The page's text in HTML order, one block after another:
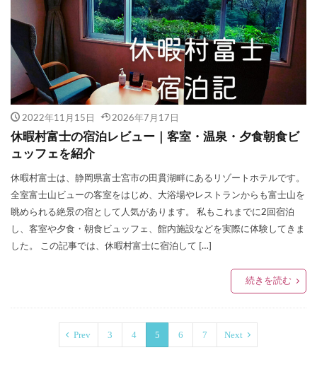
2022年11月15日 2026年7月17日
休暇村富士の宿泊レビュー｜客室・温泉・夕食朝食ビ
ュッフェを紹介
休暇村富士は、静岡県富士宮市の田貫湖畔にあるリゾートホテルです。
全室富士山ビューの客室をはじめ、大浴場やレストランからも富士山を
眺められる絶景の宿として人気があります。 私もこれまでに2回宿泊
し、客室や夕食・朝食ビュッフェ、館内施設などを実際に体験してきま
した。 この記事では、休暇村富士に宿泊して […]
続きを読む
Prev 3 4 5 6 7 Next